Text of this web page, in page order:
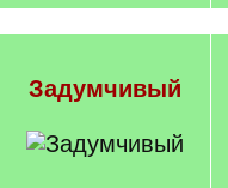
Задумчивый